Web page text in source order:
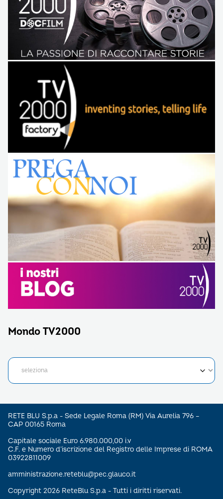
Mondo TV2000
RETE BLU S.p.a - Sede Legale Roma (RM) Via Aurelia 796 –
CAP 00165 Roma
Capitale sociale Euro 6.980.000,00 i.v
C.F. e Numero d’iscrizione del Registro delle Imprese di ROMA
03922811009
amministrazione.reteblu@pec.glauco.it
Copyright 2026 ReteBlu S.p.a - Tutti i diritti riservati.